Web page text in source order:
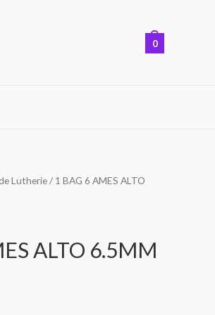
0
Lutherie/ 1 BAG 6 AMES ALTO
ALTO 6.5MM